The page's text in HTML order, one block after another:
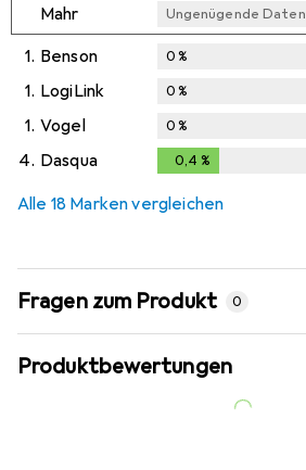
Mahr Ungenügende Daten
1. Benson 0%
1. LogiLink 0%
1. Vogel 0%
4. Dasqua 0,4 %
Alle 18 Marken vergleichen
Fragen zum Produkt 0
Produktbewertungen